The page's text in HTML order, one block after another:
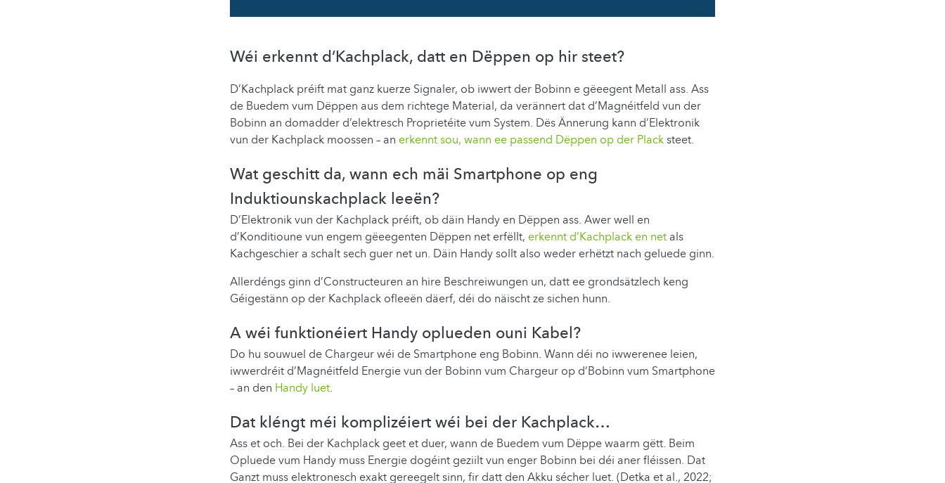
Wéi erkennt d’Kachplack, datt en Dëppen op hir steet?
D’Kachplack préift mat ganz kuerze Signaler, ob iwwert der Bobinn e gëeegent Metall ass. Ass
de Buedem vum Dëppen aus dem richtege Material, da verännert dat d’Magnéitfeld vun der
Bobinn an domadder d’elektresch Proprietéite vum System. Dës Ännerung kann d’Elektronik
vun der Kachplack moossen – an erkennt sou, wann ee passend Dëppen op der Placksteet.
Wat geschitt da, wann ech mäi Smartphone op eng
Induktiounskachplack leeën?
D’Elektronik vun der Kachplack préift, ob däin Handy en Dëppen ass. Awer well en
d’Konditioune vun engem gëeegenten Dëppen net erfëllt, erkennt d’Kachplack en net als
Kachgeschier a schalt sech guer net un. Däin Handy sollt also weder erhëtzt nach geluede ginn.
Allerdéngs ginn d’Constructeuren an hire Beschreiwungen un, datt ee grondsätzlech keng
Géigestänn op der Kachplack ofleeën däerf, déi do näischt ze sichen hunn.
A wéi funktionéiert Handy oplueden ouni Kabel?
Do hu souwuel de Chargeur wéi de Smartphone eng Bobinn. Wann déi no iwwerenee leien,
iwwerdréit d’Magnéitfeld Energie vun der Bobinn vum Chargeur op d’Bobinn vum Smartphone
– an den Handy luet.
Dat kléngt méi komplizéiert wéi bei der Kachplack…
Ass et och. Bei der Kachplack geet et duer, wann de Buedem vum Dëppe waarm gëtt. Beim
Opluede vum Handy muss Energie dogéint geziilt vun enger Bobinn bei déi aner fléissen. Dat
Ganzt muss elektronesch exakt gereegelt sinn, fir datt den Akku sécher luet. (Detka et al., 2022;